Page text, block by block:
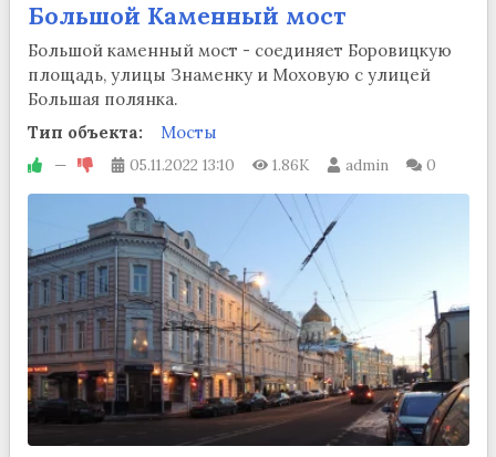
Большой Каменный мост
Большой каменный мост - соединяет Боровицкую
площадь, улицы Знаменку и Моховую с улицей
Большая полянка.
Тип объекта:
Мосты
— 05.11.2022 13:10 1.86K admin 0